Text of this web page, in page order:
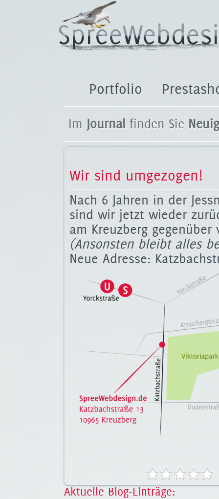
Portfolio
Im Journal finden Sie
Wir sind umgezogen!
Nach 6 Jahren in der
sind wir jetzt wieder
am Kreuzberg
(Ansonsten bleibt alles
Neue Adresse:
Aktuelle Blog-Einträge: